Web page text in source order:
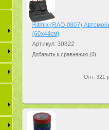
Ritmix (RAO-0807)
(60x44см)
Артикул: 30822
Добавить к сравнению (0)
Опт: 321